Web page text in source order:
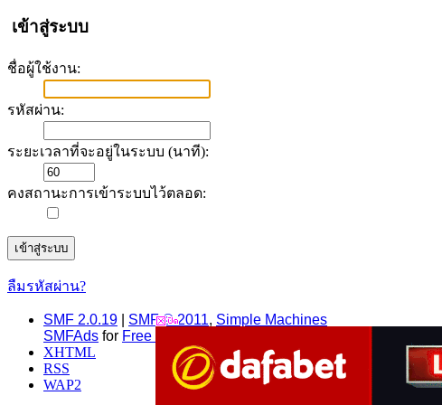
เข้าสู่ระบบ
ชื่อผู้ใช้งาน:
รหัสผ่าน:
ระยะเวลาที่จะอยู่ในระบบ (นาที):
คงสถานะการเข้าระบบไว้ตลอด:
ลืมรหัสผ่าน?
SMF 2.0.19 SMF © 2011, Simple Machines
SMFAds for Free Forums
XHTML
RSS
WAP2